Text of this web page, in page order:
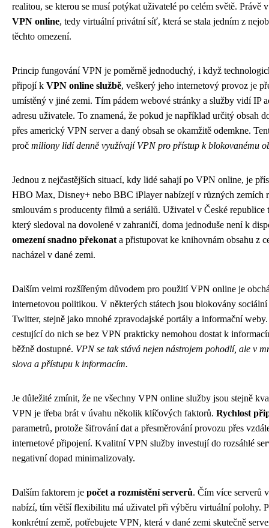
realitou, se kterou se musí potýkat uživatelé po celém světě. Právě
VPN online, tedy virtuální privátní síť, která se stala jedním z
těchto omezení.
Princip fungování VPN je poměrně jednoduchý, i když
připojí k VPN online službě, veškerý jeho internetový provoz je
umístěný v jiné zemi. Tím pádem webové stránky a služby vidí IP
adresu uživatele. To znamená, že pokud je například určitý obsah
přes americký VPN server a daný obsah se okamžitě odemkne.
proč miliony lidí denně využívají VPN pro přístup k blokovanému
Jednou z nejčastějších situací, kdy lidé sahají po VPN online, je
HBO Max, Disney+ nebo BBC iPlayer nabízejí v různých zemích
smlouvám s producenty filmů a seriálů. Uživatel v České
který sledoval na dovolené v zahraničí, doma jednoduše není k
omezení snadno překonat a přistupovat ke knihovnám obsahu z
nacházel v dané zemi.
Dalším velmi rozšířeným důvodem pro použití VPN online je
internetovou politikou. V některých státech jsou blokovány
Twitter, stejně jako mnohé zpravodajské portály a informační
cestující do nich se bez VPN prakticky nemohou dostat k
běžně dostupné. VPN se tak stává nejen nástrojem pohodlí, ale v
slova a přístupu k informacím.
Je důležité zmínit, že ne všechny VPN online služby jsou stejně
VPN je třeba brát v úvahu několik klíčových faktorů. Rychlost
parametrů, protože šifrování dat a přesměrování provozu přes
internetové připojení. Kvalitní VPN služby investují do rozsáhlé
negativní dopad minimalizovaly.
Dalším faktorem je počet a rozmístění serverů. Čím více serverů
nabízí, tím větší flexibilitu má uživatel při výběru virtuální polohy.
konkrétní země, potřebujete VPN, která v dané zemi skutečně